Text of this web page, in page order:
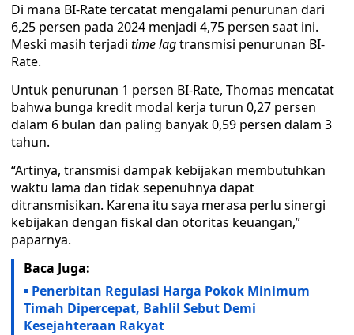
Di mana BI-Rate tercatat mengalami penurunan dari
6,25 persen pada 2024 menjadi 4,75 persen saat ini.
Meski masih terjadi time lagtransmisi penurunan BI-
Rate.
Untuk penurunan 1 persen BI-Rate, Thomas mencatat
bahwa bunga kredit modal kerja turun 0,27 persen
dalam 6 bulan dan paling banyak 0,59 persen dalam 3
tahun.
“Artinya, transmisi dampak kebijakan membutuhkan
waktu lama dan tidak sepenuhnya dapat
ditransmisikan. Karena itu saya merasa perlu sinergi
kebijakan dengan fiskal dan otoritas keuangan,”
paparnya.
Baca Juga:
Penerbitan Regulasi Harga Pokok Minimum
Timah Dipercepat, Bahlil Sebut Demi
Kesejahteraan Rakyat